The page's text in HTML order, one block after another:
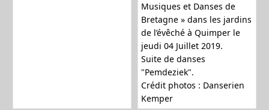
Musiques et Danses de
Bretagne » dans les jardins
de l’évêché à Quimper le
jeudi 04 Juillet 2019.
Suite de danses
"Pemdeziek".
Crédit photos : Danserien
Kemper